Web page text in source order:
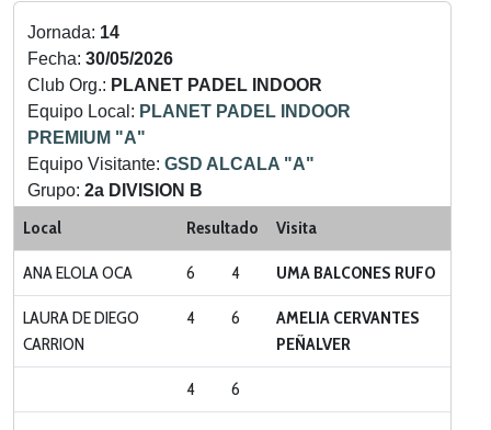
Jornada: 14
Fecha: 30/05/2026
Club Org.: PLANET PADEL INDOOR
Equipo Local: PLANET PADEL INDOOR
PREMIUM "A"
Equipo Visitante: GSD ALCALA "A"
Grupo: 2a DIVISION B
Categoria:
LIGA ZONA NORTE
Local Resultado Visita
ANA ELOLA OCA 6 4 UMA BALCONES RUFO
LAURA DE DIEGO
CARRION
4 6
AMELIA CERVANTES
PEÑALVER
4 6